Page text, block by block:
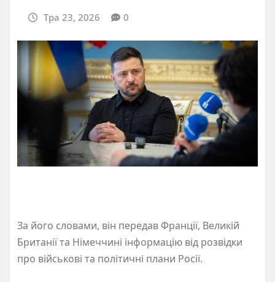
Тра 23, 2026 0
За його словами, він передав Франції, Великій
Британії та Німеччині інформацію від розвідки
про військові та політичні плани Росії.